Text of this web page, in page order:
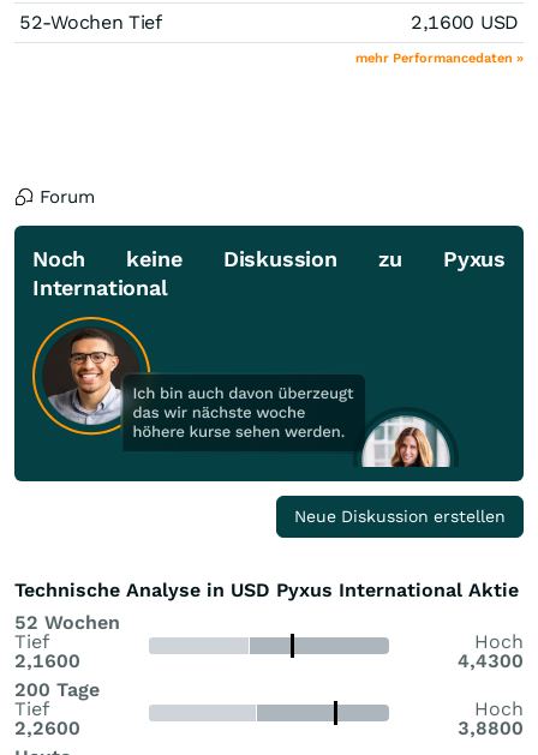
52-Wochen Tief
2,1600 USD
mehr Performancedaten »
Forum
Noch keine Diskussion zu Pyxus
International
Neue Diskussion erstellen
Technische Analyse in USD Pyxus International Aktie
52 Wochen
Tief
2,1600
Hoch
4,4300
200 Tage
Tief
2,2600
Hoch
3,8800